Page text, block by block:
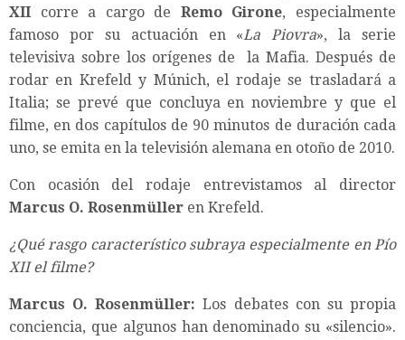
XII corre a cargo de Remo Girone, especialmente
famoso por su actuación en «La Piovra», la serie
televisiva sobre los orígenes de la Mafia. Después de
rodar en Krefeld y Múnich, el rodaje se trasladará a
Italia; se prevé que concluya en noviembre y que el
filme, en dos capítulos de 90 minutos de duración cada
uno, se emita en la televisión alemana en otoño de 2010.
Con ocasión del rodaje entrevistamos al director
Marcus O. Rosenmüller en Krefeld.
¿Qué rasgo característico subraya especialmente en Pío
XII el filme?
Marcus O. Rosenmüller:Los debates con su propia
conciencia, que algunos han denominado su «silencio».